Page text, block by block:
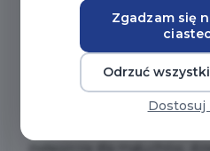
miłość. MOPR zaprasza do
chcą założyć taką rodzinę.
Zgłoś się do MOPR
Zgadzam się
Odrzuć